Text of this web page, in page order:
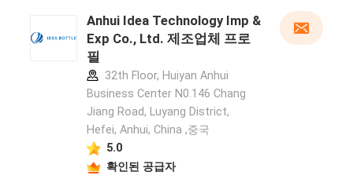
Anhui Idea Technology Imp &
Exp Co., Ltd. 제조업체 프로
필
32th Floor, Huiyan Anhui
Business Center N0.146 Chang
Jiang Road, Luyang District,
Hefei, Anhui, China ,중국
5.0
확인된 공급자